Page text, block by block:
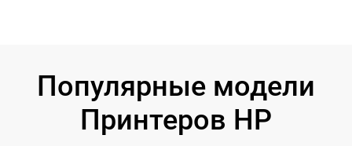
Популярные модели
Принтеров HP